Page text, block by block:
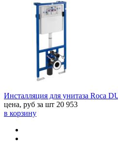
Инсталляция для унитаза Roca
цена, руб за шт 20 953
в корзину